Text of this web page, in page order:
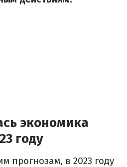
экономика
году
прогнозам, в 2023 году